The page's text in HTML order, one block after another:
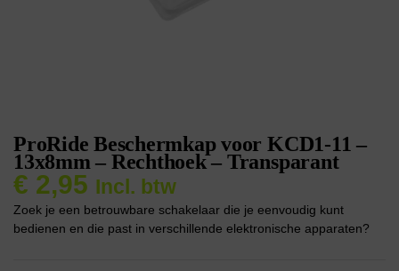
ProRide Beschermkap voor KCD1-11 –
13x8mm – Rechthoek – Transparant
€ 2,95 Incl. btw
Zoek je een betrouwbare schakelaar die je eenvoudig kunt
bedienen en die past in verschillende elektronische apparaten?